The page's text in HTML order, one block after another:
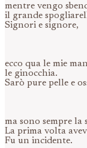
mentre vengo
il grande
Signori e signore,
ecco qua le mie
le ginocchia.
Sarò pure pelle e
ma sono sempre la
La prima volta
Fu un incidente.